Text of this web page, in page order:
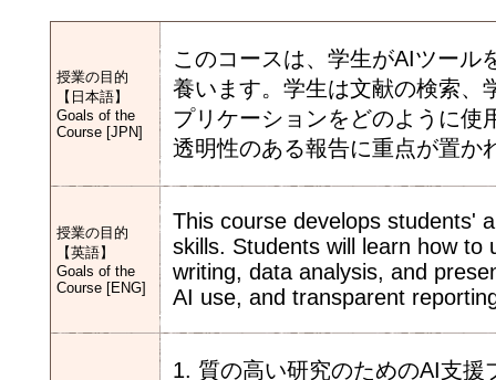
授業の目的
【日本語】
Goals of the
Course [JPN]
このコースは、学生がAIツール
養います。学生は文献の検索、
プリケーションをどのように使
透明性のある報告に重点が置か
授業の目的
【英語】
Goals of the
Course [ENG]
This course develops students'
skills. Students will learn how to
writing, data analysis, and
AI use, and transparent
1. 質の高い研究のためのAI支援